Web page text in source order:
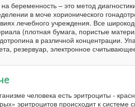
на беременность – это метод
в моче хорионического
лечебного учреждения. Все
(плотная бумага, пористые
в различной концентрации.
резервуар, электронное
человека есть эритроциты -
эритроцитов происходит к системе